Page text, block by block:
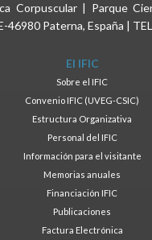
Corpuscular | Parque
46980 Paterna, España |
El IFIC
Sobre el IFIC
Convenio IFIC (UVEG-CSIC)
Estructura Organizativa
Personal del IFIC
Información para el visitante
Memorias anuales
Financiación IFIC
Publicaciones
Factura Electrónica